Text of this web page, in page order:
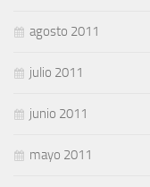
agosto 2011
julio 2011
junio 2011
mayo 2011